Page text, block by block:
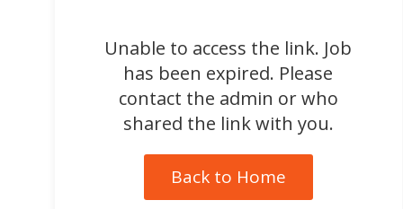
Unable to access the link. Job
has been expired. Please
contact the admin or who
shared the link with you.
Back to Home